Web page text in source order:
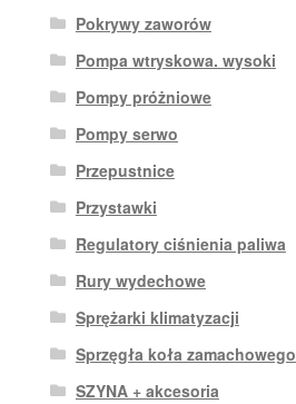
Pokrywy zaworów
Pompa wtryskowa. wysoki
Pompy próżniowe
Pompy serwo
Przepustnice
Przystawki
Regulatory ciśnienia paliwa
Rury wydechowe
Sprężarki klimatyzacji
Sprzęgła koła zamachowego
SZYNA + akcesoria